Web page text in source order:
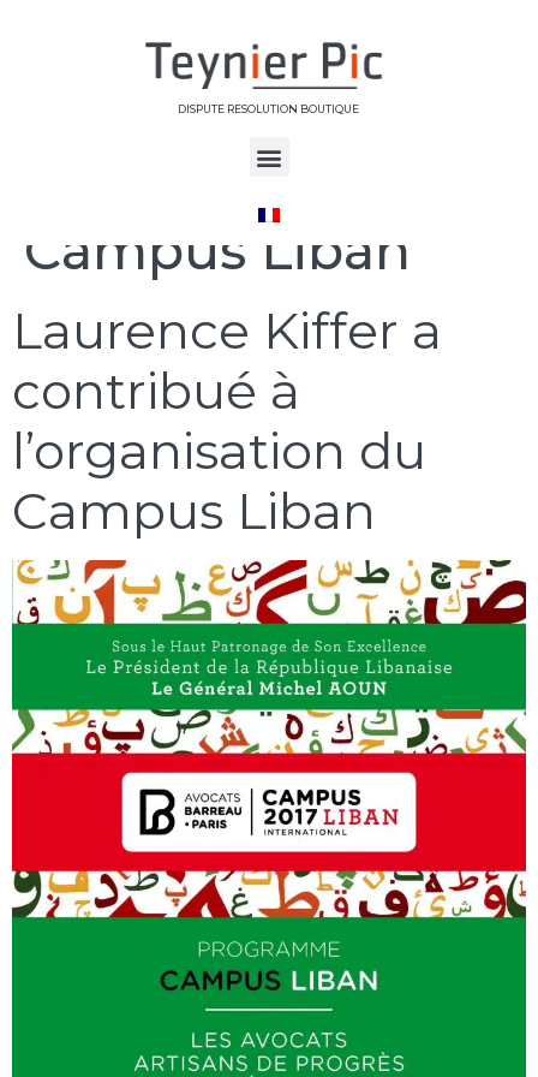
DISPUTE RESOLUTION BOUTIQUE
Étiquette :
Campus Liban
Laurence Kiffer a
contribué à
l’organisation du
Campus Liban